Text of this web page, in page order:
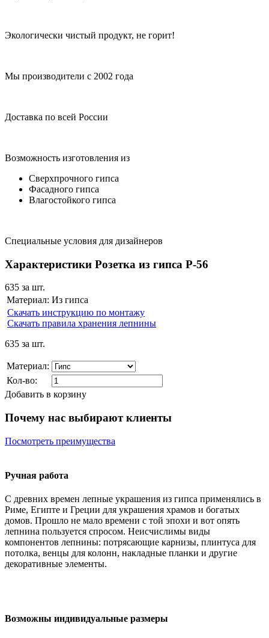
Экологически чистый продукт, не горит!
Мы производители с 2002 года
Доставка по всей России
Возможность изготовления из
Сверхпрочного гипса
Фасадного гипса
Влагостойкого гипса
Специальные условия для дизайнеров
Характеристики Розетка из гипса Р-56
635 за шт.
Материал: Из гипса
Скачать инструкцию по монтажу
Скачать правила хранения лепнины
635 за шт.
Материал:
Кол-во:
Добавить в корзину
Почему нас выбирают клиенты
Посмотреть преимущества
Ручная работа
С древних времен лепные украшения из гипса применялись в
Риме, Египте и Греции для украшения храмов и богатых
домов. Прошло не мало времени с той эпохи и вот опять
лепнина пользуется спросом. Неисчислимы виды
компонентов лепнины: потрясающие карнизы, плинтуса для
потолка, венцы для колонн, накладные планки и другие
декоративные элементы.
Возможны индивидуальные размеры